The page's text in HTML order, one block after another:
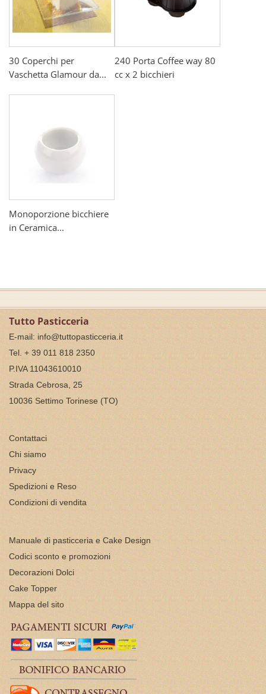
30 Coperchi per
Vaschetta Glamour da...
240 Porta Coffee way 80
cc x 2 bicchieri
Monoporzione bicchiere
in Ceramica...
Tutto Pasticceria
E-mail: info@tuttopasticceria.it
Tel. + 39 011 818 2350
P.IVA 11043610010
Strada Cebrosa, 25
10036 Settimo Torinese (TO)
Contattaci
Chi siamo
Privacy
Spedizioni e Reso
Condizioni di vendita
Manuale di pasticceria e Cake Design
Codici sconto e promozioni
Decorazioni Dolci
Cake Topper
Mappa del sito